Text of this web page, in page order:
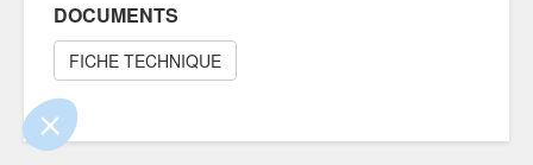
par
DOCUMENTS
FICHE TECHNIQUE